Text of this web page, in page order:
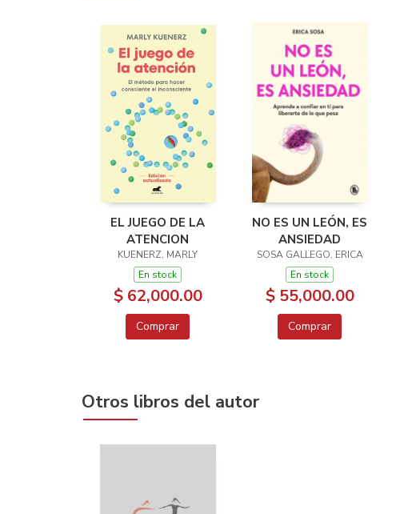
EL JUEGO DE LA
ATENCION
KUENERZ, MARLY
En stock
$ 62,000.00
Comprar
NO ES UN LEÓN, ES
ANSIEDAD
SOSA GALLEGO, ERICA
En stock
$ 55,000.00
Comprar
Otros libros del autor